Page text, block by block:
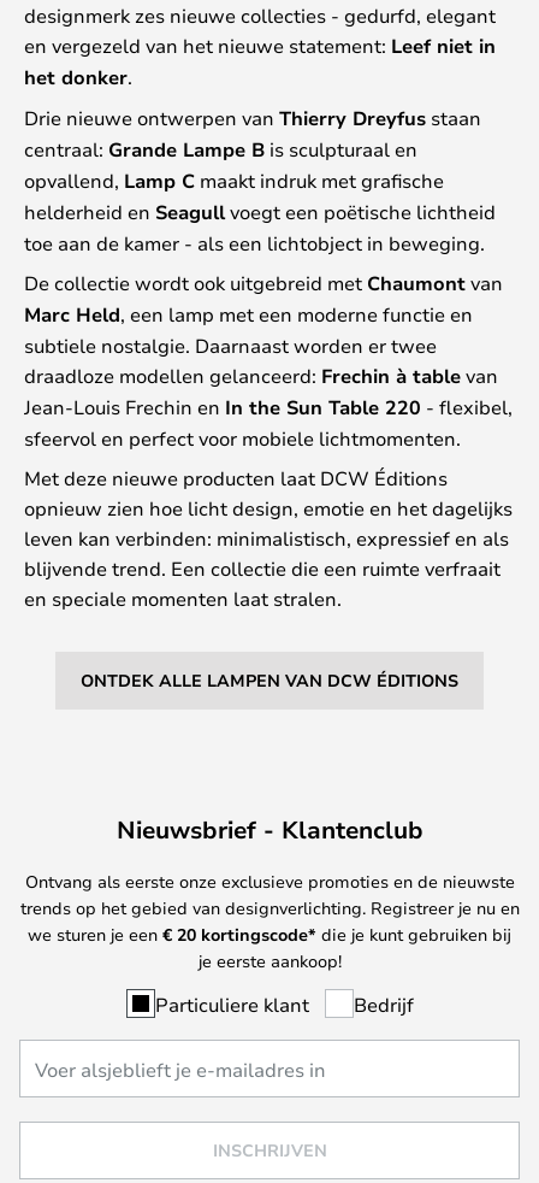
designmerk zes nieuwe collecties - gedurfd, elegant
en vergezeld van het nieuwe statement: Leef niet in
het donker.
Drie nieuwe ontwerpen van Thierry Dreyfus staan
centraal: Grande Lampe B is sculpturaal en
opvallend, Lamp C maakt indruk met grafische
helderheid en Seagullvoegt een poëtische lichtheid
toe aan de kamer - als een lichtobject in beweging.
De collectie wordt ook uitgebreid met Chaumontvan
Marc Held, een lamp met een moderne functie en
subtiele nostalgie. Daarnaast worden er twee
draadloze modellen gelanceerd: Frechin à tablevan
Jean-Louis Frechin en In the Sun Table 220 - flexibel,
sfeervol en perfect voor mobiele lichtmomenten.
Met deze nieuwe producten laat DCW Éditions
opnieuw zien hoe licht design, emotie en het dagelijks
leven kan verbinden: minimalistisch, expressief en als
blijvende trend. Een collectie die een ruimte verfraait
en speciale momenten laat stralen.
ONTDEK ALLE LAMPEN VAN DCW ÉDITIONS
Nieuwsbrief - Klantenclub
Ontvang als eerste onze exclusieve promoties en de nieuwste
trends op het gebied van designverlichting. Registreer je nu en
we sturen je een € 20 kortingscode* die je kunt gebruiken bij
je eerste aankoop!
Particuliere klant Bedrijf
INSCHRIJVEN